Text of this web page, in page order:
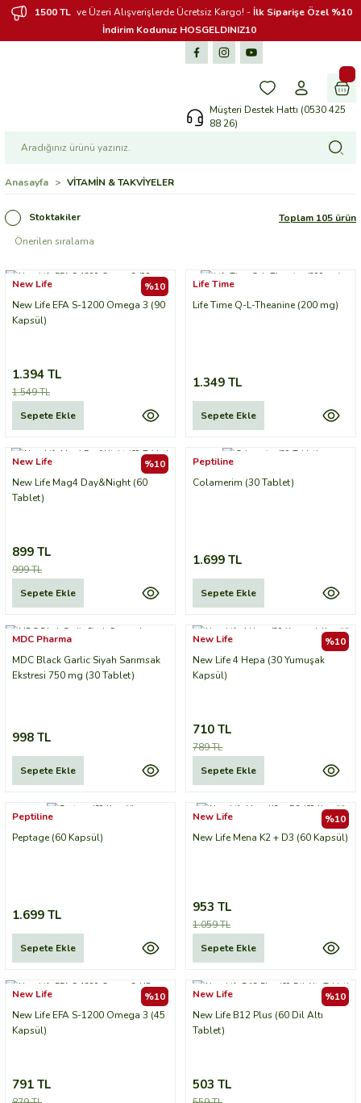
1500 TL ve Üzeri Alışverişlerde Ücretsiz Kargo! - İlk Siparişe Özel %10
İndirim Kodunuz HOSGELDINIZ10
Müşteri Destek Hattı (0530 425
88 26)
Anasayfa VİTAMİN & TAKVİYELER
Stoktakiler Toplam 105 ürün
%10
New Life
New Life EFA S-1200 Omega 3 (90
Kapsül)
1.394 TL
1.549 TL
Sepete Ekle
Life Time
Life Time Q-L-Theanine (200 mg)
1.349 TL
Sepete Ekle
%10
New Life
New Life Mag4 Day&Night (60
Tablet)
899 TL
999 TL
Sepete Ekle
Peptiline
Colamerim (30 Tablet)
1.699 TL
Sepete Ekle
MDC Pharma
MDC Black Garlic Siyah Sarımsak
Ekstresi 750 mg (30 Tablet)
998 TL
Sepete Ekle
%10
New Life
New Life 4 Hepa (30 Yumuşak
Kapsül)
710 TL
789 TL
Sepete Ekle
Peptiline
Peptage (60 Kapsül)
1.699 TL
Sepete Ekle
%10
New Life
New Life Mena K2 + D3 (60 Kapsül)
953 TL
1.059 TL
Sepete Ekle
%10
New Life
New Life EFA S-1200 Omega 3 (45
Kapsül)
791 TL
%10
New Life
New Life B12 Plus (60 Dil Altı
Tablet)
503 TL